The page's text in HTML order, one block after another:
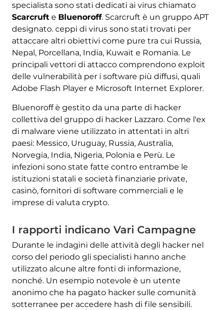
specialista sono stati dedicati ai virus chiamato
Scarcrufte Bluenoroff. Scarcruft è un gruppo APT
designato. ceppi di virus sono stati trovati per
attaccare altri obiettivi come pure tra cui Russia,
Nepal, Porcellana, India, Kuwait e Romania. Le
principali vettori di attacco comprendono exploit
delle vulnerabilità per i software più diffusi, quali
Adobe Flash Player e Microsoft Internet Explorer.
Bluenoroff è gestito da una parte di hacker
collettiva del gruppo di hacker Lazzaro. Come l'ex
di malware viene utilizzato in attentati in altri
paesi: Messico, Uruguay, Russia, Australia,
Norvegia, India, Nigeria, Polonia e Perù. Le
infezioni sono state fatte contro entrambe le
istituzioni statali e società finanziarie private,
casinò, fornitori di software commerciali e le
imprese di valuta crypto.
I rapporti indicano Vari Campagne
Durante le indagini delle attività degli hacker nel
corso del periodo gli specialisti hanno anche
utilizzato alcune altre fonti di informazione,
nonché. Un esempio notevole è un utente
anonimo che ha pagato hacker sulle comunità
sotterranee per accedere hash di file sensibili.